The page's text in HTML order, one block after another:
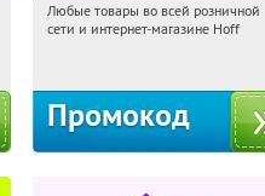
19:27:39 Получили:
Любые товары во всей розничной
сети и интернет-магазине Hoff
Промокод